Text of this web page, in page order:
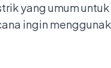
yang umum
ingin